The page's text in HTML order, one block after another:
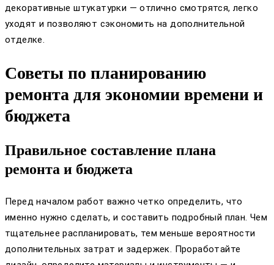
декоративные штукатурки — отлично смотрятся, легко
уходят и позволяют сэкономить на дополнительной
отделке.
Советы по планированию
ремонта для экономии времени и
бюджета
Правильное составление плана
ремонта и бюджета
Перед началом работ важно четко определить, что
именно нужно сделать, и составить подробный план. Чем
тщательнее распланировать, тем меньше вероятности
дополнительных затрат и задержек. Проработайте